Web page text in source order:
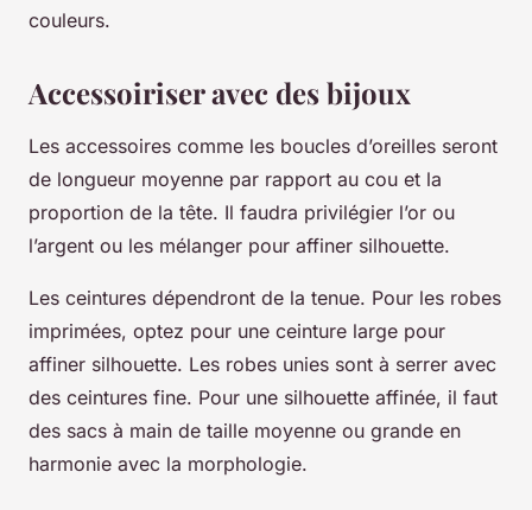
couleurs.
Accessoiriser avec des bijoux
Les accessoires comme les boucles d’oreilles seront
de longueur moyenne par rapport au cou et la
proportion de la tête. Il faudra privilégier l’or ou
l’argent ou les mélanger pour affiner silhouette.
Les ceintures dépendront de la tenue. Pour les robes
imprimées, optez pour une ceinture large pour
affiner silhouette. Les robes unies sont à serrer avec
des ceintures fine. Pour une silhouette affinée, il faut
des sacs à main de taille moyenne ou grande en
harmonie avec la morphologie.